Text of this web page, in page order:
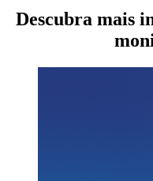
Descubra mais